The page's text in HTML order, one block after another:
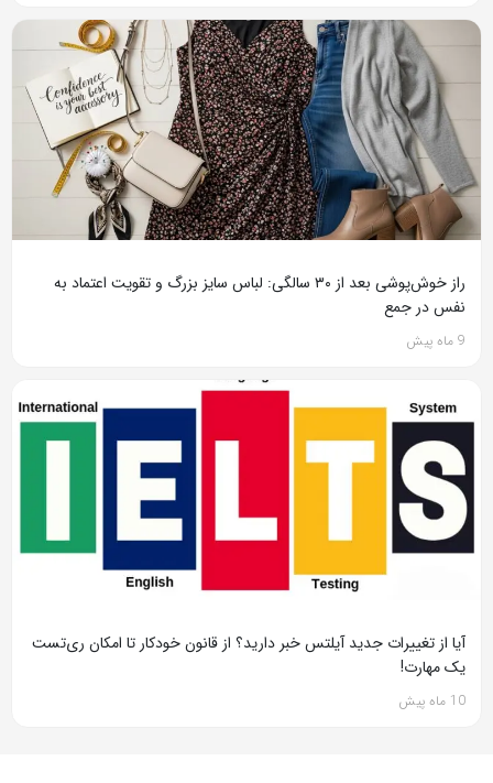
راز خوش‌پوشی بعد از ۳۰ سالگی: لباس سایز بزرگ و تقویت اعتماد به
نفس در جمع
9 ماه پیش
آیا از تغییرات جدید آیلتس خبر دارید؟ از قانون خودکار تا امکان ری‌تست
یک مهارت!
10 ماه پیش